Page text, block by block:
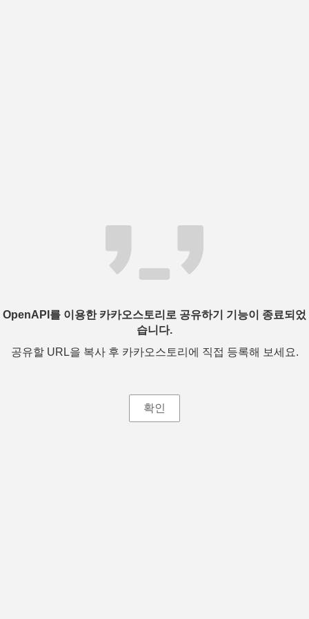
OpenAPI를 이용한 카카오스토리로 공유하기 기능이 종료되었
습니다.
공유할 URL을 복사 후 카카오스토리에 직접 등록해 보세요.
확인